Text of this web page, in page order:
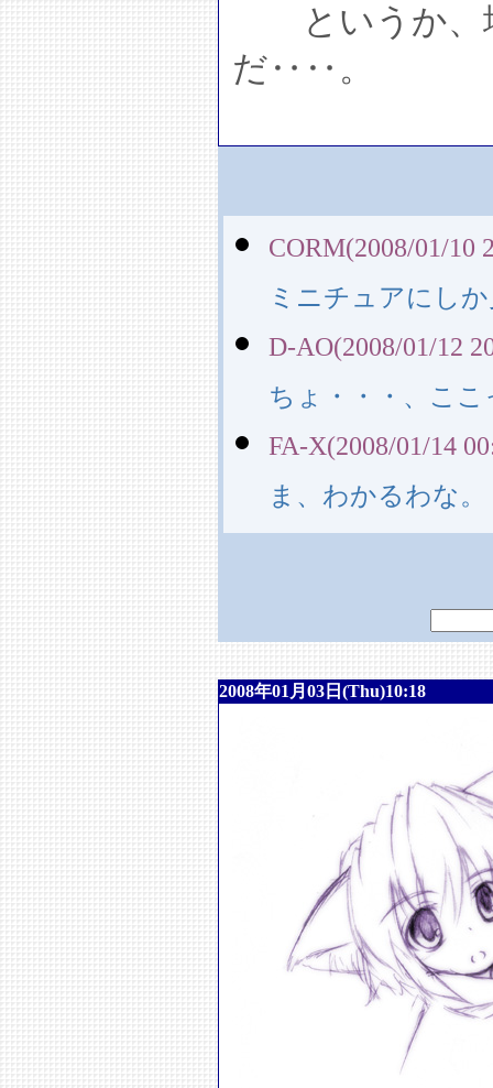
というか、
だ‥‥。
CORM(2008/01/10
ミニチュアにし
D-AO(2008/01/12
ちょ・・・、ここ
FA-X(2008/01/14
ま、わかるわな。
2008年01月03日(Thu)10:18